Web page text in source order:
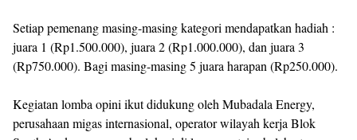
Setiap pemenang masing-masing kategori mendapatkan hadiah :
juara 1 (Rp1.500.000), juara 2 (Rp1.000.000), dan juara 3
(Rp750.000). Bagi masing-masing 5 juara harapan (Rp250.000).
Kegiatan lomba opini ikut didukung oleh Mubadala Energy,
perusahaan migas internasional, operator wilayah kerja Blok